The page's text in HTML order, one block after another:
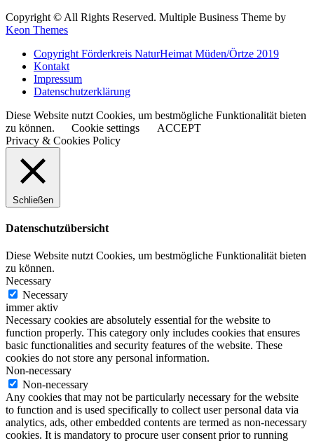
Copyright © All Rights Reserved. Multiple Business Theme by
Keon Themes
Copyright Förderkreis NaturHeimat Müden/Örtze 2019
Kontakt
Impressum
Datenschutzerklärung
Diese Website nutzt Cookies, um bestmögliche Funktionalität bieten
zu können.
Cookie settings
ACCEPT
Privacy & Cookies Policy
Schließen
Datenschutzübersicht
Diese Website nutzt Cookies, um bestmögliche Funktionalität bieten
zu können.
Necessary
Necessary
immer aktiv
Necessary cookies are absolutely essential for the website to
function properly. This category only includes cookies that ensures
basic functionalities and security features of the website. These
cookies do not store any personal information.
Non-necessary
Non-necessary
Any cookies that may not be particularly necessary for the website
to function and is used specifically to collect user personal data via
analytics, ads, other embedded contents are termed as non-necessary
cookies. It is mandatory to procure user consent prior to running